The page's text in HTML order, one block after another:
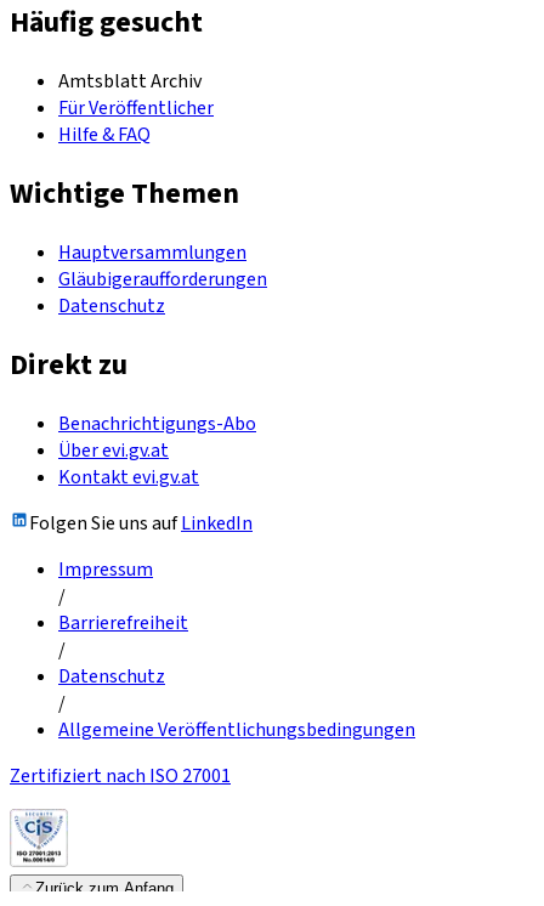
Häufig gesucht
Amtsblatt Archiv
Für Veröffentlicher
Hilfe & FAQ
Wichtige Themen
Hauptversammlungen
Gläubigeraufforderungen
Datenschutz
Direkt zu
Benachrichtigungs-Abo
Über evi.gv.at
Kontakt evi.gv.at
Folgen Sie uns aufLinkedIn
Impressum
/
Barrierefreiheit
/
Datenschutz
/
Allgemeine Veröffentlichungsbedingungen
Zertifiziert nach ISO 27001
Zurück zum Anfang